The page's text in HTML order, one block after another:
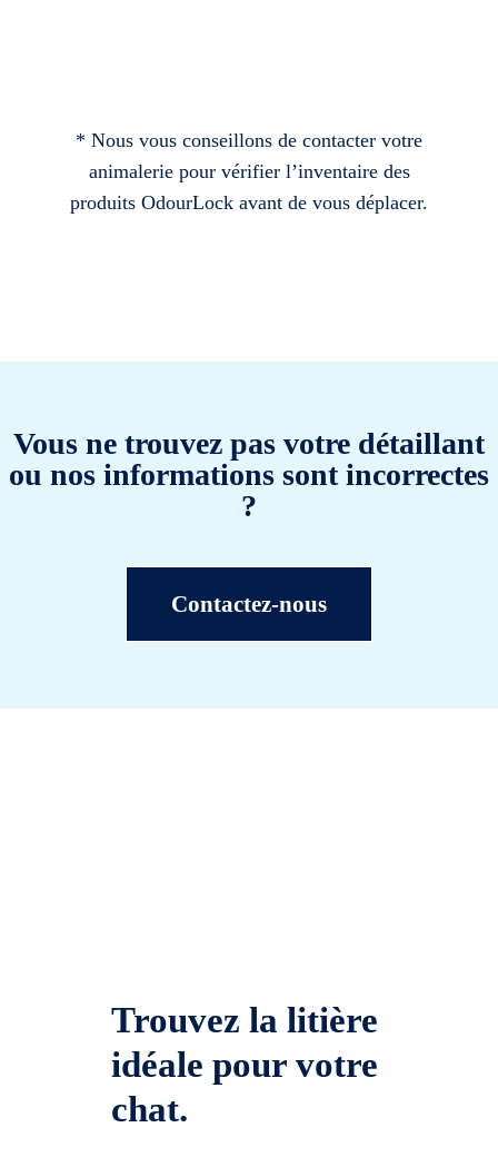
* Nous vous conseillons de contacter votre
animalerie pour vérifier l’inventaire des
produits OdourLock avant de vous déplacer.
Vous ne trouvez pas votre détaillant
ou nos informations sont incorrectes
?
Contactez-nous
Trouvez la litière
idéale pour votre
chat.